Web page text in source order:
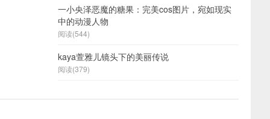
一小央泽恶魔的糖果：完美cos图片，宛如现实
中的动漫人物
阅读(544)
kaya萱雅儿镜头下的美丽传说
阅读(379)